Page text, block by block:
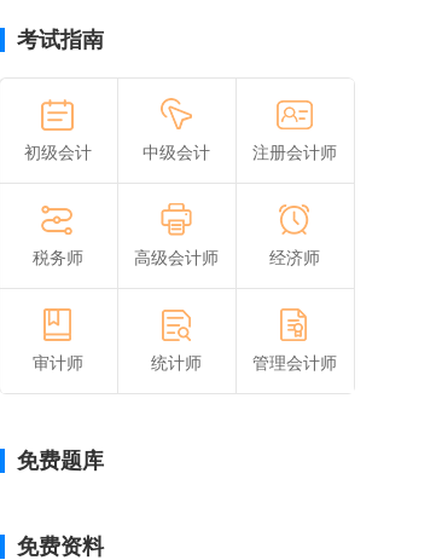
考试指南
初级会计 中级会计 注册会计师
税务师 高级会计师 经济师
审计师 统计师 管理会计师
免费题库
免费资料